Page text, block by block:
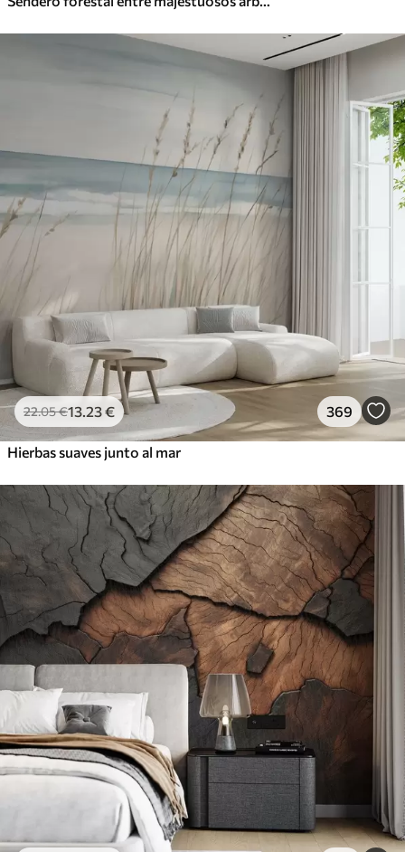
22.05€13 .23€ 369
Hierbas suaves junto al mar